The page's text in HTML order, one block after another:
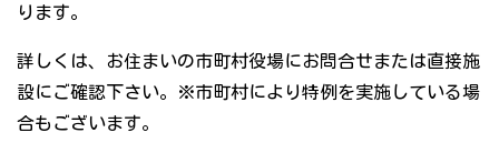
ります。
詳しくは、お住まいの市町村役場にお問合せまたは直接施
設にご確認下さい。※市町村により特例を実施している場
合もございます。